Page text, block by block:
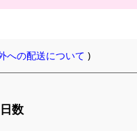
への配送について )
数